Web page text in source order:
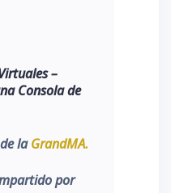
–
Consola de
laGrandMA.
por